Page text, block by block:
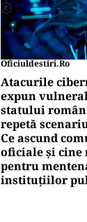
Oficiuldestiri.ro
Atacurile
expun
statului
repetă
Ce ascund
oficiale și cine
pentru
instituțiilor